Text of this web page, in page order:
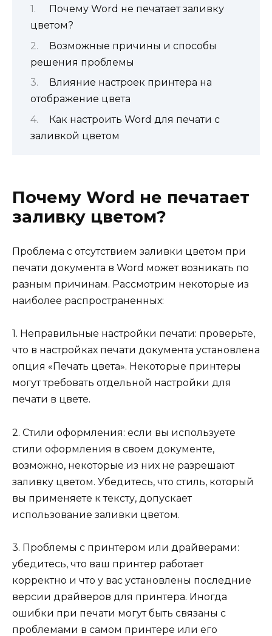
Почему Word не печатает заливку
цветом?
Возможные причины и способы
решения проблемы
Влияние настроек принтера на
отображение цвета
Как настроить Word для печати с
заливкой цветом
Почему Word не печатает
заливку цветом?
Проблема с отсутствием заливки цветом при
печати документа в Word может возникать по
разным причинам. Рассмотрим некоторые из
наиболее распространенных:
1. Неправильные настройки печати: проверьте,
что в настройках печати документа установлена
опция «Печать цвета». Некоторые принтеры
могут требовать отдельной настройки для
печати в цвете.
2. Стили оформления: если вы используете
стили оформления в своем документе,
возможно, некоторые из них не разрешают
заливку цветом. Убедитесь, что стиль, который
вы применяете к тексту, допускает
использование заливки цветом.
3. Проблемы с принтером или драйверами:
убедитесь, что ваш принтер работает
корректно и что у вас установлены последние
версии драйверов для принтера. Иногда
ошибки при печати могут быть связаны с
проблемами в самом принтере или его